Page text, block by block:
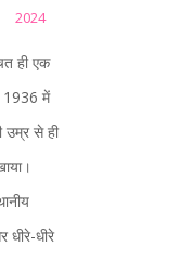
2024
ही एक
1936 में
से ही
धीरे